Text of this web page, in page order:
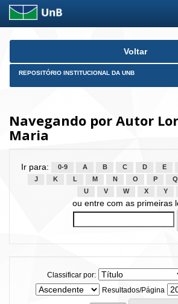
Skip
Voltar
REPOSITÓRIO INSTITUCIONAL DA UNB
Navegando por Autor
Maria
Ir para: 0-9 A B C D E
J
K L M N O P Q
U
V W X Y
ou entre com as primeiras
Classificar por:
Resultados/Página